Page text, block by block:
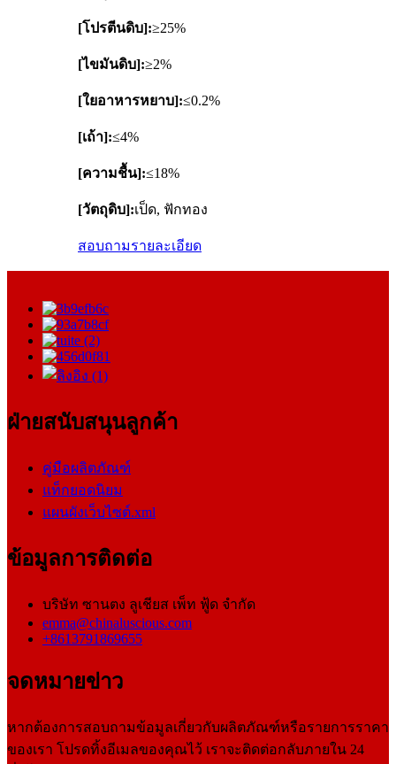
[โปรตีนดิบ]:≥25%
[ไขมันดิบ]:≥2%
[ใยอาหารหยาบ]:≤0.2%
[เถ้า]:≤4%
[ความชื้น]:≤18%
[วัตถุดิบ]:เป็ด, ฟักทอง
สอบถามรายละเอียด
ฝ่ายสนับสนุนลูกค้า
คู่มือผลิตภัณฑ์
แท็กยอดนิยม
แผนผังเว็บไซต์.xml
ข้อมูลการติดต่อ
บริษัท ซานตง ลูเชียส เพ็ท ฟู้ด จำกัด
emma@chinaluscious.com
+8613791869655
จดหมายข่าว
หากต้องการสอบถามข้อมูลเกี่ยวกับผลิตภัณฑ์หรือรายการราคา
ของเรา โปรดทิ้งอีเมลของคุณไว้ เราจะติดต่อกลับภายใน 24